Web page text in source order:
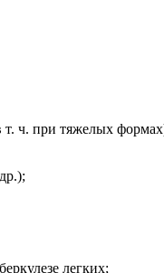
т. ч. при тяжелых
легких;